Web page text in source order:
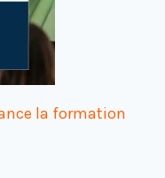
la formation